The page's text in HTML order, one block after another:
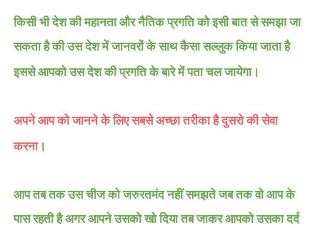
किसी भी देश की महानता और नैतिक प्रगति को इसी बात से समझा जा
सकता है की उस देश में जानवरों के साथ कैसा सल्लुक किया जाता है
इससे आपको उस देश की प्रगति के बारे में पता चल जायेगा।
अपने आप को जानने के लिए सबसे अच्छा तरीका है दुसरो की सेवा
करना।
आप तब तक उस चीज को जरुरतमंद नहीं समझते जब तक वो आप के
पास रहती है अगर आपने उसको खो दिया तब जाकर आपको उसका दर्द